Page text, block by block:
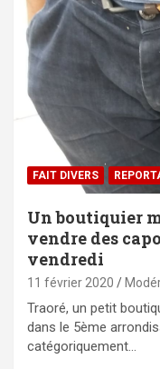
FAIT DIVERS
Un boutiquier
vendre des
vendredi
11 février 2020
Traoré, un petit
dans le 5ème
catégoriquement…